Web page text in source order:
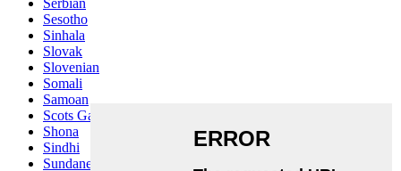
Sesotho
Sinhala
Slovak
Slovenian
Somali
Samoan
Scots Gaelic
Shona
Sindhi
Sundanese